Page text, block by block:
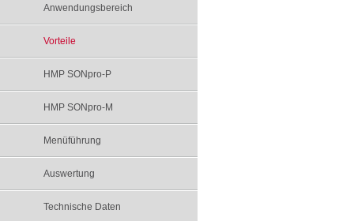
Anwendungsbereich
Vorteile
HMP SONpro-P
HMP SONpro-M
Menüführung
Auswertung
Technische Daten